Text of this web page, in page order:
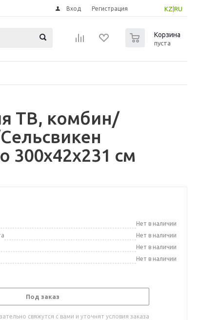
KZ RU
Вход Регистрация
Корзина
пуста
ТВ, комбин/
300x42x231 см
Нет в наличии
Нет в наличии
Нет в наличии
Нет в наличии
Под заказ
свяжутся с вами и уточнят условия заказа